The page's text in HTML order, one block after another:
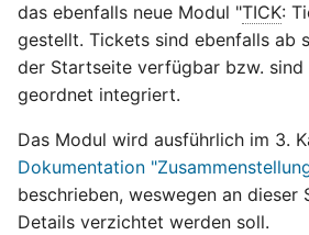
das ebenfalls neue Modul "TICK:
gestellt. Tickets sind ebenfalls ab
der Startseite verfügbar bzw.
geordnet integriert.
Das Modul wird ausführlich im 3.
Dokumentation
beschrieben, weswegen an dieser
Details verzichtet werden soll.